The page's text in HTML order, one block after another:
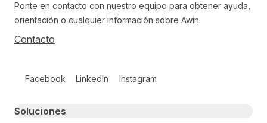
Ponte en contacto con nuestro equipo para obtener ayuda,
orientación o cualquier información sobre Awin.
Contacto
Facebook LinkedIn Instagram
Primary footer navigation
Soluciones